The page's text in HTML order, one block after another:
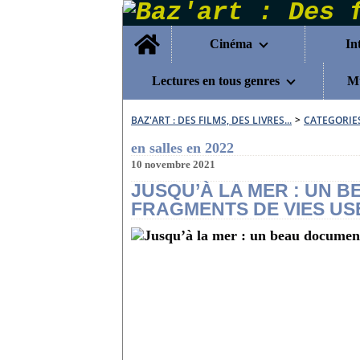
Home
Cinéma
Lectures en tous genres
BAZ'ART : DES FILMS, DES LIVRES... >
en salles en 2022
10 novembre 2021
JUSQU’À LA MER : UN
FRAGMENTS DE VIES